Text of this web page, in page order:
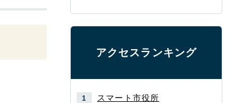
アクセスランキング
スマート市役所